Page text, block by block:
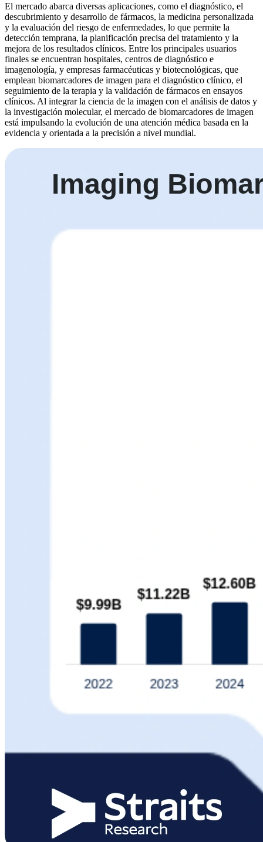
El mercado abarca diversas aplicaciones, como el diagnóstico, el
descubrimiento y desarrollo de fármacos, la medicina personalizada
y la evaluación del riesgo de enfermedades, lo que permite la
detección temprana, la planificación precisa del tratamiento y la
mejora de los resultados clínicos. Entre los principales usuarios
finales se encuentran hospitales, centros de diagnóstico e
imagenología, y empresas farmacéuticas y biotecnológicas, que
emplean biomarcadores de imagen para el diagnóstico clínico, el
seguimiento de la terapia y la validación de fármacos en ensayos
clínicos. Al integrar la ciencia de la imagen con el análisis de datos y
la investigación molecular, el mercado de biomarcadores de imagen
está impulsando la evolución de una atención médica basada en la
evidencia y orientada a la precisión a nivel mundial.